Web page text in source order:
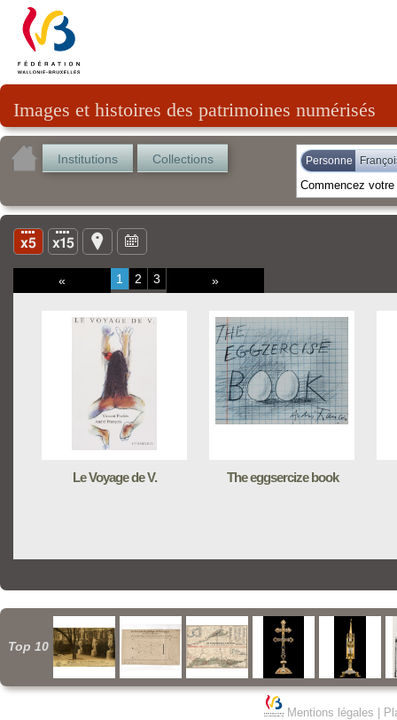
Images et histoires des patrimoines numérisés
Institutions Collections Personne
« 1 2 3 »
Le Voyage de V. The eggsercize book
Top 10
Mentions légales